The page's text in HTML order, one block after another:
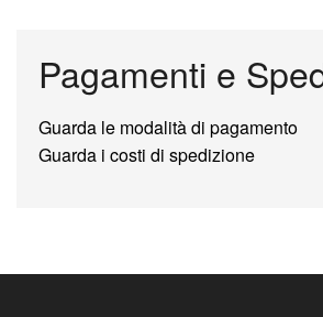
Pagamenti e
Guarda le modalità di pagamento
Guarda i costi di spedizione